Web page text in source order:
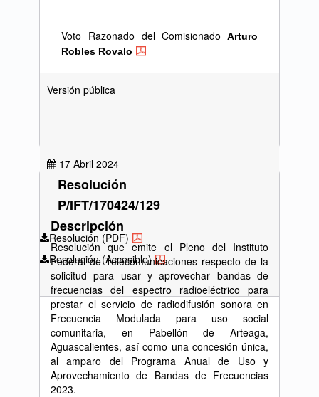
Voto Razonado del Comisionado Arturo
Robles Rovalo
Versión pública
17 Abril 2024
Resolución (PDF)
Resolución (Accesible)
Resolución
P/IFT/170424/129
Descripción
Resolución que emite el Pleno del Instituto
Federal de Telecomunicaciones respecto de la
solicitud para usar y aprovechar bandas de
frecuencias del espectro radioeléctrico para
prestar el servicio de radiodifusión sonora en
Frecuencia Modulada para uso social
comunitaria, en Pabellón de Arteaga,
Aguascalientes, así como una concesión única,
al amparo del Programa Anual de Uso y
Aprovechamiento de Bandas de Frecuencias
2023.